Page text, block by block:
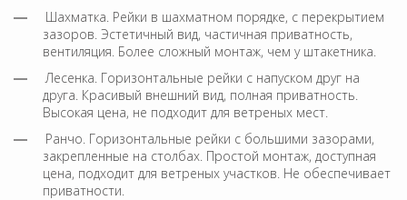
Шахматка. Рейки в шахматном порядке, с перекрытием
зазоров. Эстетичный вид, частичная приватность,
вентиляция. Более сложный монтаж, чем у штакетника.
Лесенка. Горизонтальные рейки с напуском друг на
друга. Красивый внешний вид, полная приватность.
Высокая цена, не подходит для ветреных мест.
Ранчо. Горизонтальные рейки с большими зазорами,
закрепленные на столбах. Простой монтаж, доступная
цена, подходит для ветреных участков. Не обеспечивает
приватности.